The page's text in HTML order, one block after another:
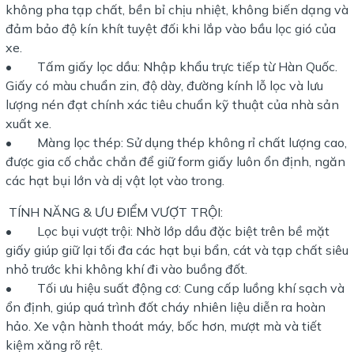
không pha tạp chất, bền bỉ chịu nhiệt, không biến dạng và
đảm bảo độ kín khít tuyệt đối khi lắp vào bầu lọc gió của
xe.
• Tấm giấy lọc dầu: Nhập khẩu trực tiếp từ Hàn Quốc.
Giấy có màu chuẩn zin, độ dày, đường kính lỗ lọc và lưu
lượng nén đạt chính xác tiêu chuẩn kỹ thuật của nhà sản
xuất xe.
• Màng lọc thép: Sử dụng thép không rỉ chất lượng cao,
được gia cố chắc chắn để giữ form giấy luôn ổn định, ngăn
các hạt bụi lớn và dị vật lọt vào trong.
TÍNH NĂNG & ƯU ĐIỂM VƯỢT TRỘI:
• Lọc bụi vượt trội: Nhờ lớp dầu đặc biệt trên bề mặt
giấy giúp giữ lại tối đa các hạt bụi bẩn, cát và tạp chất siêu
nhỏ trước khi không khí đi vào buồng đốt.
• Tối ưu hiệu suất động cơ: Cung cấp luồng khí sạch và
ổn định, giúp quá trình đốt cháy nhiên liệu diễn ra hoàn
hảo. Xe vận hành thoát máy, bốc hơn, mượt mà và tiết
kiệm xăng rõ rệt.